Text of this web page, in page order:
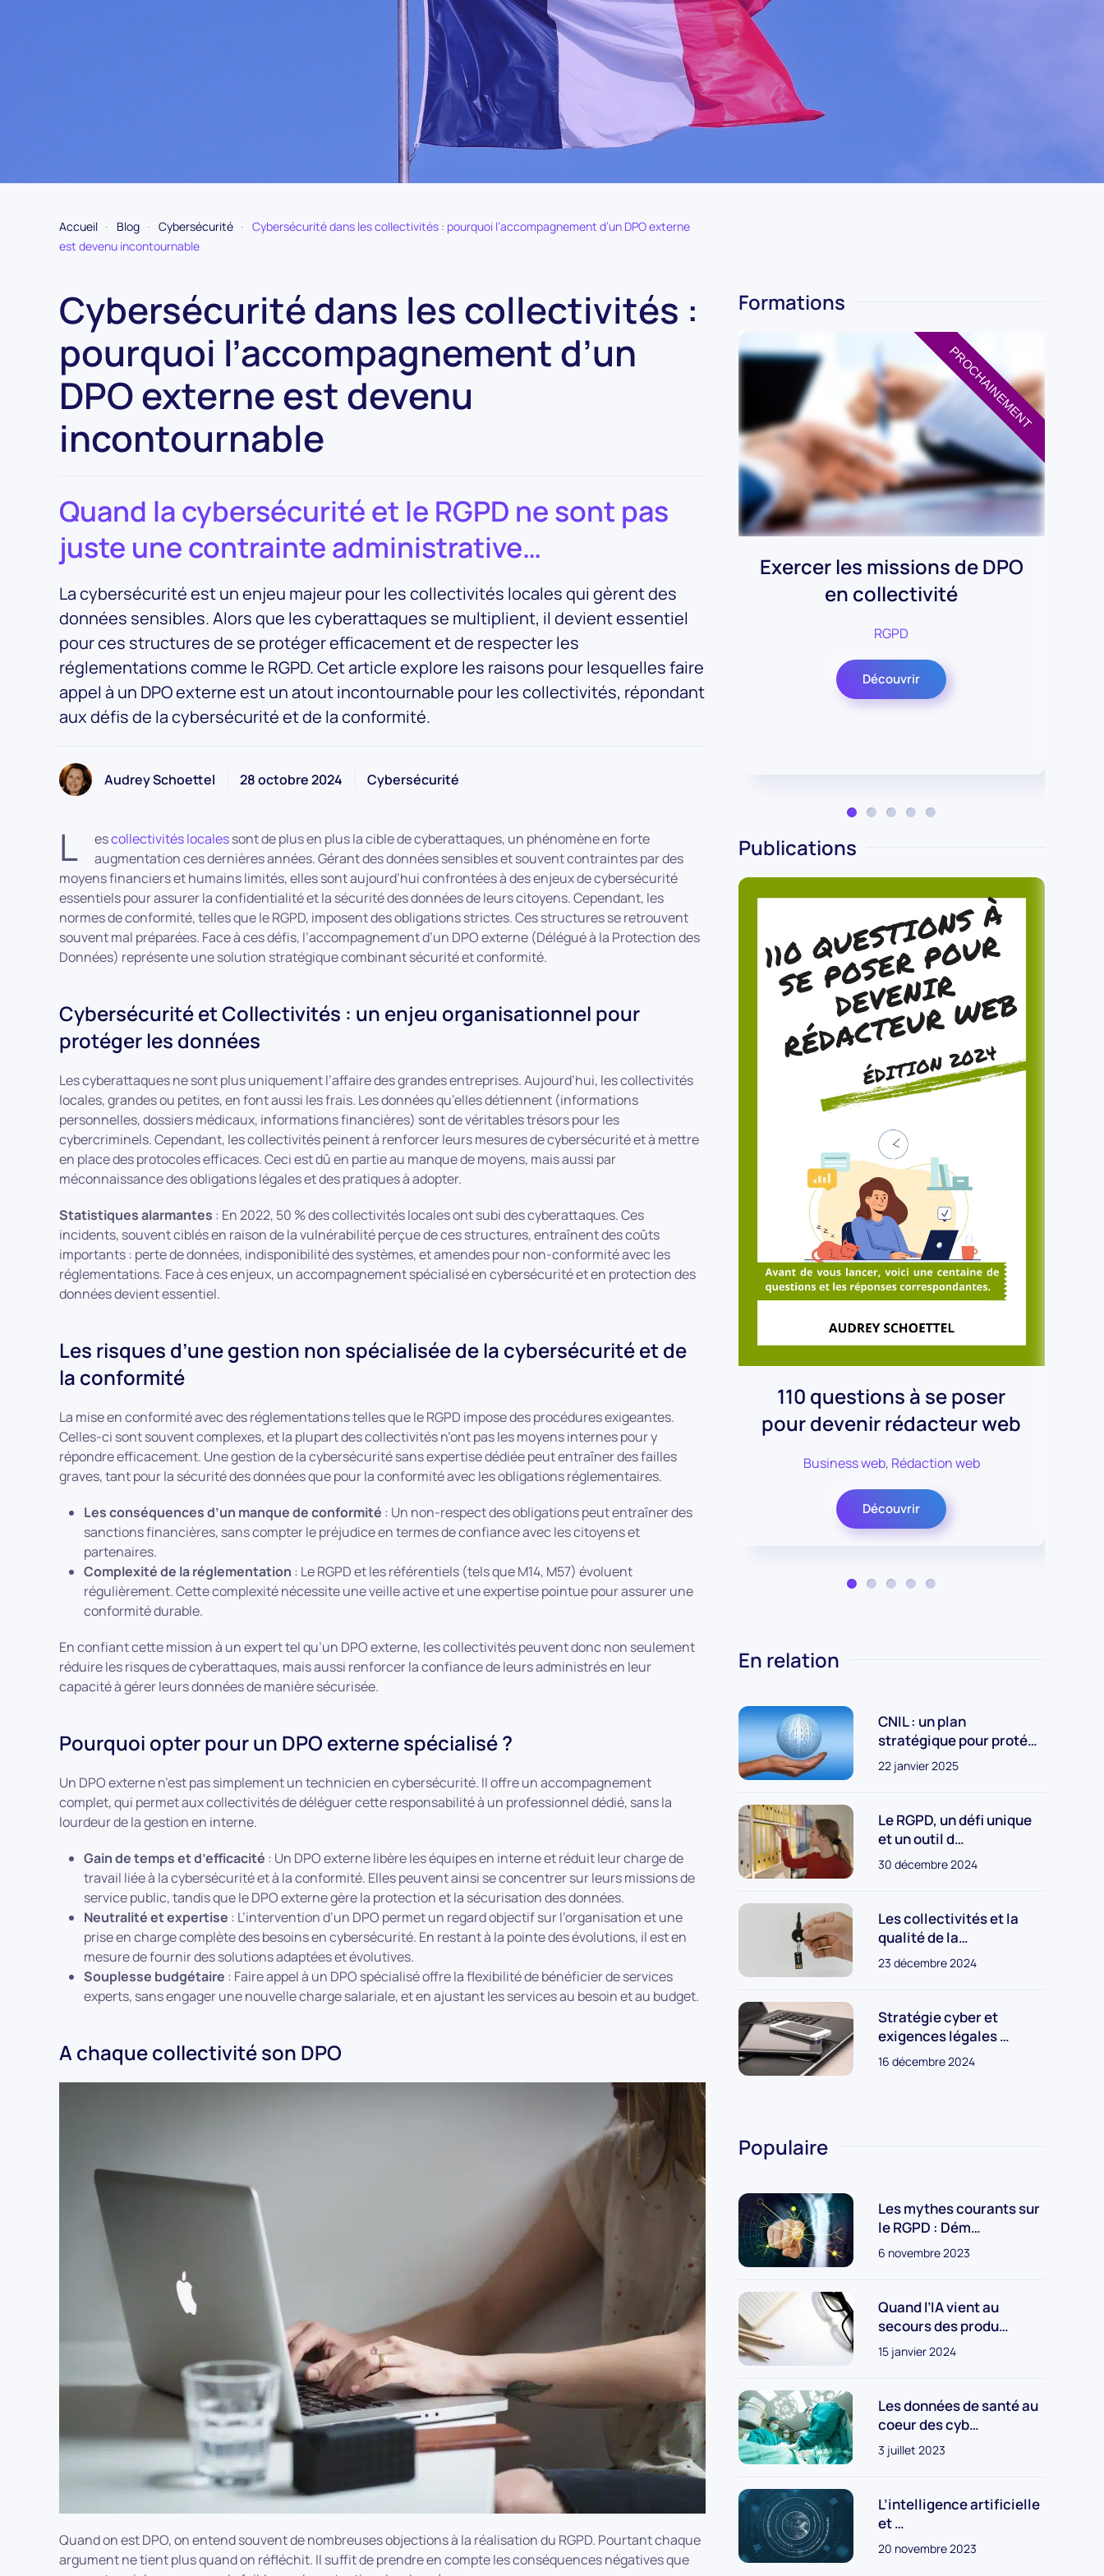
Accueil Blog Cybersécurité
Cybersécurité dans les collectivités : pourquoi l’accompagnement d’un DPO externe
est devenu incontournable
Cybersécurité dans les collectivités :
pourquoi l’accompagnement d’un
DPO externe est devenu
incontournable
Quand la cybersécurité et le RGPD ne sont pas
juste une contrainte administrative…
La cybersécurité est un enjeu majeur pour les collectivités locales qui gèrent des
données sensibles. Alors que les cyberattaques se multiplient, il devient essentiel
pour ces structures de se protéger efficacement et de respecter les
réglementations comme le RGPD. Cet article explore les raisons pour lesquelles faire
appel à un DPO externe est un atout incontournable pour les collectivités, répondant
aux défis de la cybersécurité et de la conformité.
Audrey Schoettel 28 octobre 2024 Cybersécurité
L escollectivités localessont de plus en plus la cible de cyberattaques, un phénomène en forte
augmentation ces dernières années. Gérant des données sensibles et souvent contraintes par des
moyens financiers et humains limités, elles sont aujourd’hui confrontées à des enjeux de cybersécurité
essentiels pour assurer la confidentialité et la sécurité des données de leurs citoyens. Cependant, les
normes de conformité, telles que le RGPD, imposent des obligations strictes. Ces structures se retrouvent
souvent mal préparées. Face à ces défis, l’accompagnement d’un DPO externe (Délégué à la Protection des
Données) représente une solution stratégique combinant sécurité et conformité.
Cybersécurité et Collectivités : un enjeu organisationnel pour
protéger les données
Les cyberattaques ne sont plus uniquement l’affaire des grandes entreprises. Aujourd’hui, les collectivités
locales, grandes ou petites, en font aussi les frais. Les données qu’elles détiennent (informations
personnelles, dossiers médicaux, informations financières) sont de véritables trésors pour les
cybercriminels. Cependant, les collectivités peinent à renforcer leurs mesures de cybersécurité et à mettre
en place des protocoles efficaces. Ceci est dû en partie au manque de moyens, mais aussi par
méconnaissance des obligations légales et des pratiques à adopter.
Statistiques alarmantes : En 2022, 50 % des collectivités locales ont subi des cyberattaques. Ces
incidents, souvent ciblés en raison de la vulnérabilité perçue de ces structures, entraînent des coûts
importants : perte de données, indisponibilité des systèmes, et amendes pour non-conformité avec les
réglementations. Face à ces enjeux, un accompagnement spécialisé en cybersécurité et en protection des
données devient essentiel.
Les risques d’une gestion non spécialisée de la cybersécurité et de
la conformité
La mise en conformité avec des réglementations telles que le RGPD impose des procédures exigeantes.
Celles-ci sont souvent complexes, et la plupart des collectivités n’ont pas les moyens internes pour y
répondre efficacement. Une gestion de la cybersécurité sans expertise dédiée peut entraîner des failles
graves, tant pour la sécurité des données que pour la conformité avec les obligations réglementaires.
Les conséquences d’un manque de conformité : Un non-respect des obligations peut entraîner des
sanctions financières, sans compter le préjudice en termes de confiance avec les citoyens et
partenaires.
Complexité de la réglementation : Le RGPD et les référentiels (tels que M14, M57) évoluent
régulièrement. Cette complexité nécessite une veille active et une expertise pointue pour assurer une
conformité durable.
En confiant cette mission à un expert tel qu’un DPO externe, les collectivités peuvent donc non seulement
réduire les risques de cyberattaques, mais aussi renforcer la confiance de leurs administrés en leur
capacité à gérer leurs données de manière sécurisée.
Pourquoi opter pour un DPO externe spécialisé ?
Un DPO externe n’est pas simplement un technicien en cybersécurité. Il offre un accompagnement
complet, qui permet aux collectivités de déléguer cette responsabilité à un professionnel dédié, sans la
lourdeur de la gestion en interne.
Gain de temps et d’efficacité : Un DPO externe libère les équipes en interne et réduit leur charge de
travail liée à la cybersécurité et à la conformité. Elles peuvent ainsi se concentrer sur leurs missions de
service public, tandis que le DPO externe gère la protection et la sécurisation des données.
Neutralité et expertise : L’intervention d’un DPO permet un regard objectif sur l’organisation et une
prise en charge complète des besoins en cybersécurité. En restant à la pointe des évolutions, il est en
mesure de fournir des solutions adaptées et évolutives.
Souplesse budgétaire : Faire appel à un DPO spécialisé offre la flexibilité de bénéficier de services
experts, sans engager une nouvelle charge salariale, et en ajustant les services au besoin et au budget.
A chaque collectivité son DPO
Quand on est DPO, on entend souvent de nombreuses objections à la réalisation du RGPD. Pourtant chaque
argument ne tient plus quand on réfléchit. Il suffit de prendre en compte les conséquences négatives que
Formations
PROCHAINEMENT
PROCHAINEMENT
Exercer les missions de DPO
en collectivité
RGPD
Découvrir
Publications
110 questions à se poser
pour devenir rédacteur web
Business web, Rédaction web
Découvrir
En relation
CNIL : un plan
stratégique pour proté…
22 janvier 2025
Le RGPD, un défi unique
et un outil d…
30 décembre 2024
Les collectivités et la
qualité de la…
23 décembre 2024
Stratégie cyber et
exigences légales …
16 décembre 2024
Populaire
Les mythes courants sur
le RGPD : Dém…
6 novembre 2023
Quand l’IA vient au
secours des produ…
15 janvier 2024
Les données de santé au
coeur des cyb…
3 juillet 2023
L’intelligence artificielle
et …
20 novembre 2023